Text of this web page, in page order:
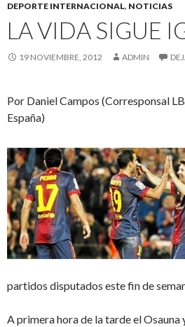
DEPORTE INTERNACIONAL, NOTICIAS
LA VIDA SIGUE
19 NOVIEMBRE, 2012 ADMIN
Por Daniel Campos (Corresponsal
España)
partidos disputados este fin de
A primera hora de la tarde el